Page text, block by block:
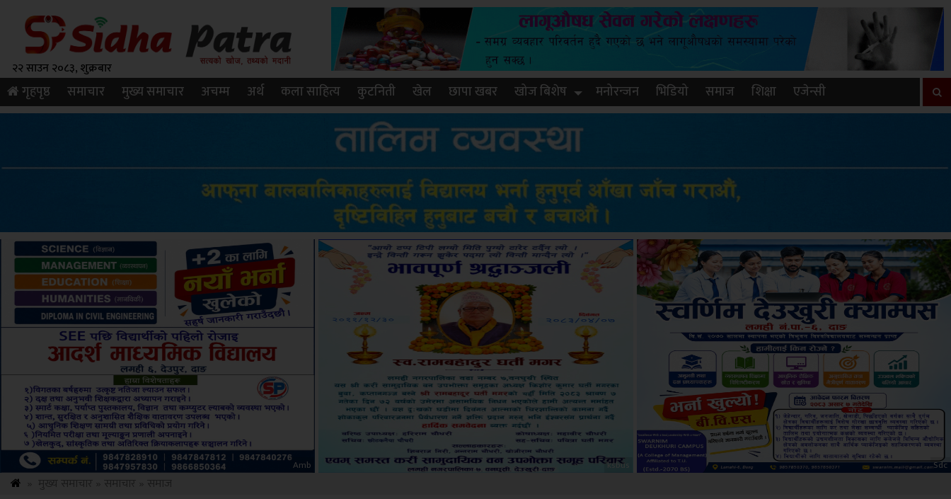
२२ साउन २०८३, शुक्रबार
गृहपृष्ठ समाचार मुख्य समाचार अचम्म अर्थ कला साहित्य कुटनिती खेल छापा खबर खोज बिशेष मनोरन्जन भिडियो समाज शिक्षा एजेन्सी
ksbus Sdc Amb